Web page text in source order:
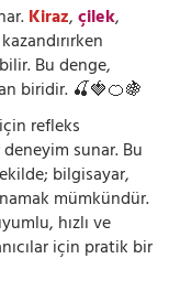
Kiraz,çilek,
Bu denge,
biridir. 🍒🍓🍊🍇
refleks
sunar. Bu
bilgisayar,
mümkündür.
hızlı ve
için pratik bir